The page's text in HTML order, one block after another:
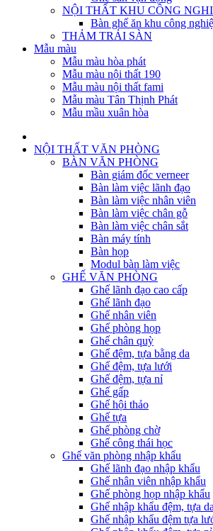
NỘI THẤT KHU CÔNG
Bàn ghế ăn khu công
THẢM TRẢI SÀN
Mẫu màu
Mẫu màu hòa phát
Mẫu màu nội thất 190
Mẫu màu nội thất fami
Mẫu màu Tân Thịnh Phát
Mẫu mầu xuân hòa
NỘI THẤT VĂN PHÒNG
BÀN VĂN PHÒNG
Bàn giám đốc verneer
Bàn làm việc lãnh đạo
Bàn làm việc nhân viên
Bàn làm việc chân gỗ
Bàn làm việc chân sắt
Bàn máy tính
Bàn họp
Modul bàn làm việc
GHẾ VĂN PHÒNG
Ghế lãnh đạo cao cấp
Ghế lãnh đạo
Ghế nhân viên
Ghế phòng họp
Ghế chân quỳ
Ghế đệm, tựa bằng da
Ghế đệm, tựa lưới
Ghế đệm, tựa nỉ
Ghế gấp
Ghế hội thảo
Ghế tựa
Ghế phòng chờ
Ghế công thái học
Ghế văn phòng nhập khẩu
Ghế lãnh đạo nhập khẩu
Ghế nhân viên nhập khẩu
Ghế phòng họp nhập khẩu
Ghế nhập khẩu đệm, tựa da
Ghế nhập khẩu đệm tựa